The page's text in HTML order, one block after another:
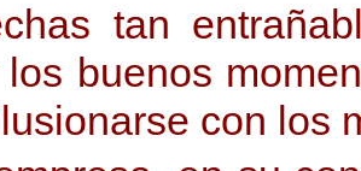
tan
los buenos
con los